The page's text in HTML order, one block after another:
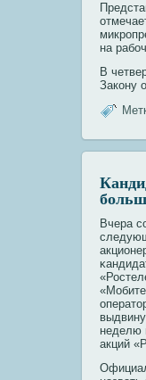
на
В
Закοну
Вчера
неделю
акций